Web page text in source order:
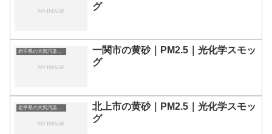
グ
岩手県の大気汚染・PM2.5・黄砂・エアロゾルの数値
一関市の黄砂｜PM2.5｜光化学スモッ
グ
岩手県の大気汚染・PM2.5・黄砂・エアロゾルの数値
北上市の黄砂｜PM2.5｜光化学スモッ
グ